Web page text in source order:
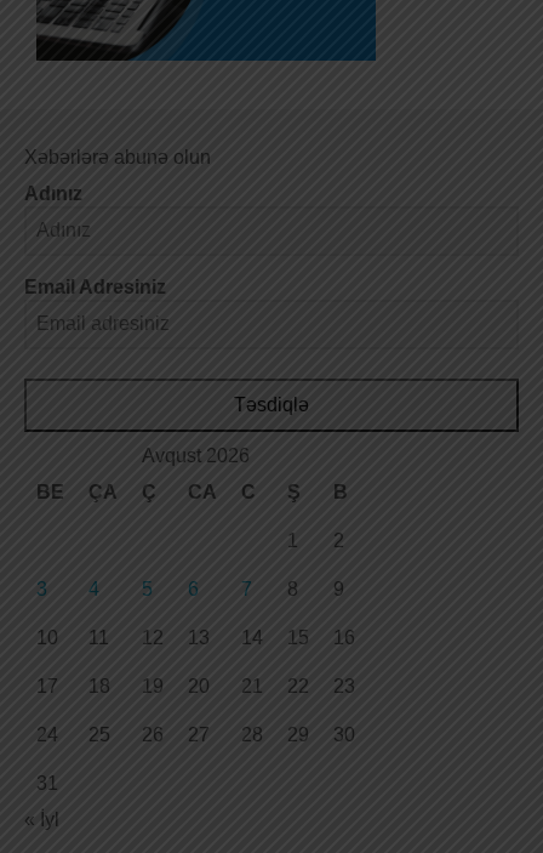
Xəbərlərə abunə olun
Adınız
Email Adresiniz
Təsdiqlə
Avqust 2026
BE
ÇA Ç CA C Ş B
1 2
3 4 5 6 7 8 9
10 11 12 13 14 15 16
17 18 19 20 21 22 23
24 25 26 27 28 29 30
31
« İyl